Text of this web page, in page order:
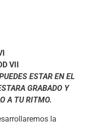
VII
ESTAR EN EL
GRABADO Y
A TU RITMO.
la